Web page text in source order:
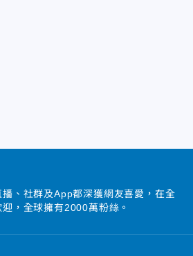
、社群及App都深獲網友喜愛，在全
，全球擁有2000萬粉絲。